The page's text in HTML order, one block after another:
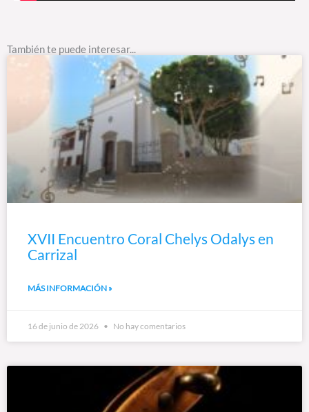
También te puede interesar...
XVII Encuentro Coral Chelys Odalys en
Carrizal
MÁS INFORMACIÓN »
16 de junio de 2026 No hay comentarios